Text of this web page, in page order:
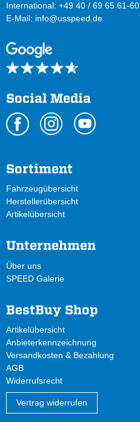
International: +49 40 / 69 65 61-60
E-Mail: info@usspeed.de
Social Media
Sortiment
Fahrzeugübersicht
Herstellerübersicht
Artikelübersicht
Unternehmen
Über uns
SPEED Galerie
BestBuy Shop
Artikelübersicht
Anbieterkennzeichnung
Versandkosten & Bezahlung
AGB
Widerrufsrecht
Vertrag widerrufen